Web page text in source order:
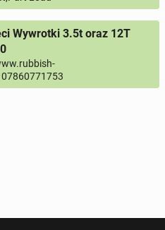
Wywrotki 3.5t oraz 12T